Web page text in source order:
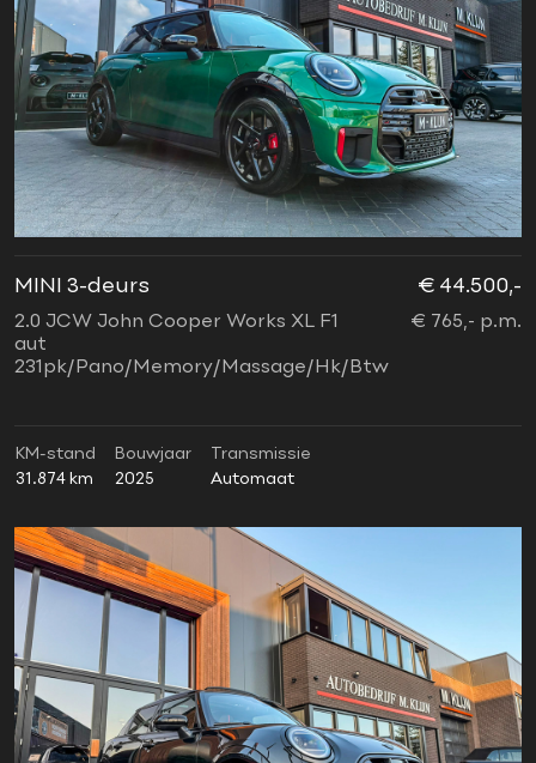
MINI 3-deurs
2.0 JCW John Cooper Works XL F1
aut
231pk/Pano/Memory/Massage/Hk/Btw
€ 44.500,-
€ 765,- p.m.
KM-stand
31.874 km
Bouwjaar
2025
Transmissie
Automaat